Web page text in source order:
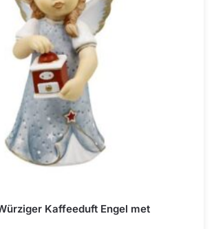
Kaffeeduft Engel met